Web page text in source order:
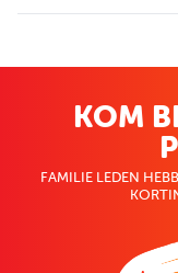
KOM
FAMILIE LEDEN